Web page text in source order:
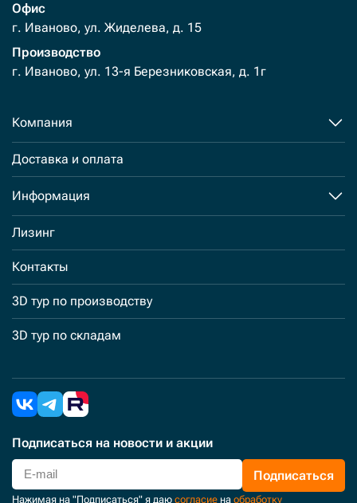
Офис
г. Иваново, ул. Жиделева, д. 15
Производство
г. Иваново, ул. 13-я Березниковская, д. 1г
Компания
Доставка и оплата
Информация
Лизинг
Контакты
3D тур по производству
3D тур по складам
Подписаться на новости и акции
Подписаться
Нажимая на "Подписаться" я даю согласие на обработку